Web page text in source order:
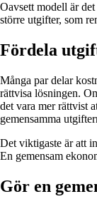
Oavsett modell är
större utgifter, som
Fördela
Många par delar
rättvisa lösningen.
det vara mer rättvist
gemensamma
Det viktigaste är att
En gemensam
Gör en